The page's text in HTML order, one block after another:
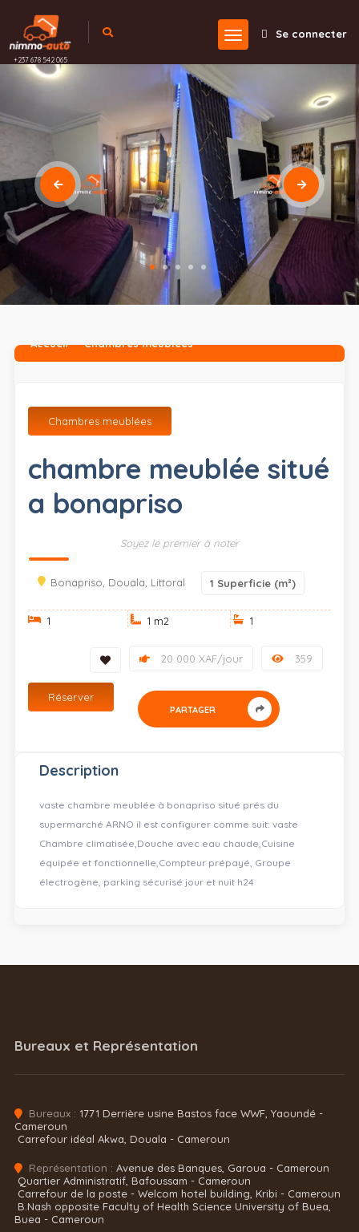
+237 678 542 065
Se connecter
Accueil Chambres meublées
Chambres meublées
chambre meublée situé
a bonapriso
Soyez le premier à noter
Bonapriso, Douala, Littoral 1 Superficie (m²)
1 1 m2 1
359
20 000 XAF/jour
Réserver
PARTAGER
Description
vaste chambre meublée à bonapriso situé prés du
supermarché ARNO il est configurer comme suit: vaste
Chambre climatisée,Douche avec eau chaude,Cuisine
équipée et fonctionnelle,Compteur prépayé, Groupe
électrogène, parking sécurisé jour et nuit h24
Bureaux et Représentation
Bureaux : 1771 Derrière usine Bastos face WWF, Yaoundé -
Cameroun
Carrefour idéal Akwa, Douala - Cameroun
Représentation : Avenue des Banques, Garoua - Cameroun
Quartier Administratif, Bafoussam - Cameroun
Carrefour de la poste - Welcom hotel building, Kribi - Cameroun
B.Nash opposite Faculty of Health Science University of Buea,
Buea - Cameroun